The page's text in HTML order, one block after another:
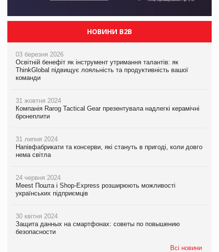
НОВИНИ B2B
03 березня 2026
Освітній бенефіт як інструмент утримання талантів: як
ThinkGlobal підвищує лояльність та продуктивність вашої
команди
31 жовтня 2024
Компанія Rarog Tactical Gear презентувала надлегкі керамічні
бронеплити
31 липня 2024
Напівфабрикати та консерви, які стануть в пригоді, коли довго
нема світла
24 червня 2024
Meest Пошта і Shop-Express розширюють можливості
українських підприємців
30 квітня 2024
Защита данных на смартфонах: советы по повышению
безопасности
Всі новини